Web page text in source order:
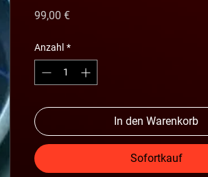
99,00 €Preis
Anzahl *
In den Warenkorb
Sofortkauf